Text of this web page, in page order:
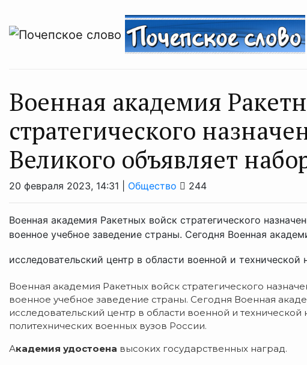
Военная академия
стратегического
Великого объявляет
20 февраля 2023, 14:31 | Общество 244
Военная академия Ракетных войск стратегического
военное учебное заведение страны. Сегодня Военная
исследовательский центр в области военной и технической
Военная академия Ракетных войск стратегического
военное учебное заведение страны. Сегодня Военная
исследовательский центр в области военной и
политехнических военных вузов России.
Академия удостоена высоких государственных наград.